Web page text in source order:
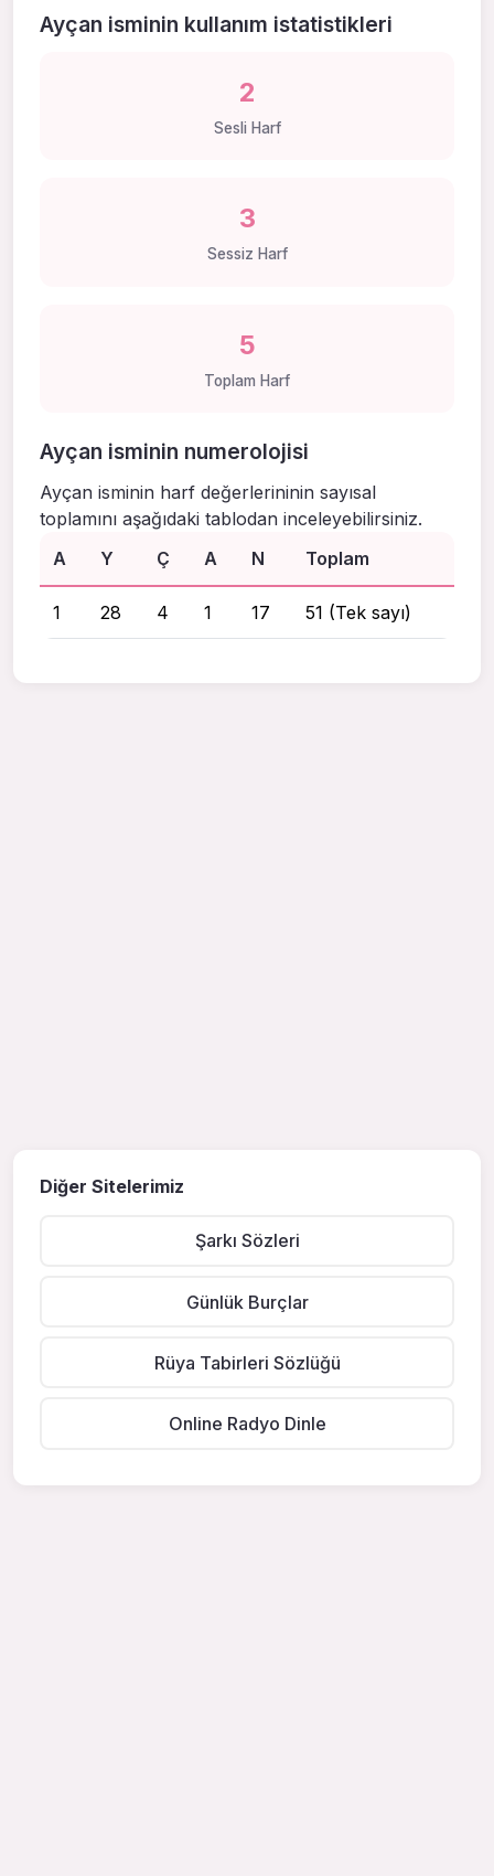
Ayçan isminin kullanım istatistikleri
2
Sesli Harf
3
Sessiz Harf
5
Toplam Harf
Ayçan isminin numerolojisi
Ayçan isminin harf değerlerininin sayısal
toplamını aşağıdaki tablodan inceleyebilirsiniz.
A
Y Ç A N Toplam
1 28 4 1 17 51 (Tek sayı)
Diğer Sitelerimiz
Şarkı Sözleri
Günlük Burçlar
Rüya Tabirleri Sözlüğü
Online Radyo Dinle